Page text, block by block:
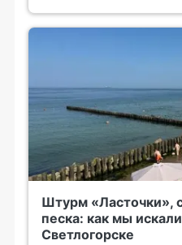
Штурм «Ласточки»,
песка: как мы
Светлогорске